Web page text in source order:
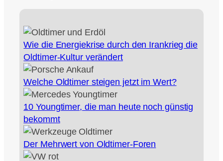
Wie die Energiekrise durch den Irankrieg die
Oldtimer‑Kultur verändert
Welche Oldtimer steigen jetzt im Wert?
10 Youngtimer, die man heute noch günstig
bekommt
Der Mehrwert von Oldtimer-Foren